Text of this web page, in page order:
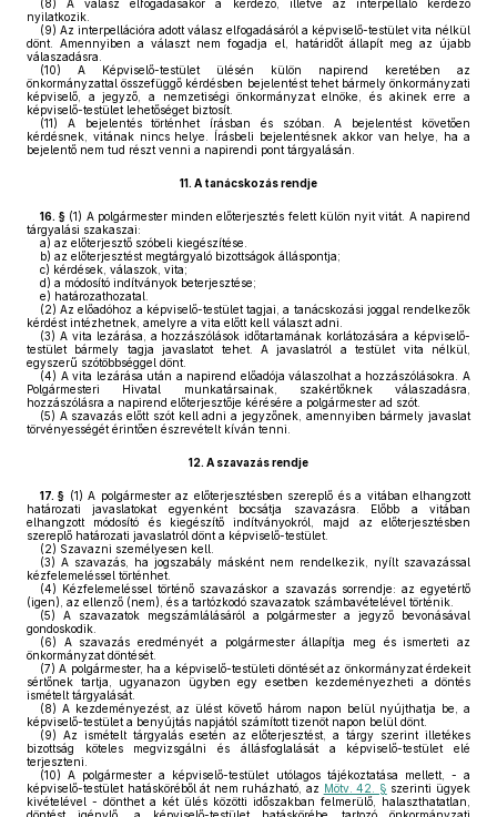
(8) A válasz elfogadásakor a kérdező, illetve az interpelláló kérdező
nyilatkozik.
(9) Az interpellációra adott válasz elfogadásáról a képviselő-testület vita nélkül
dönt. Amennyiben a választ nem fogadja el, határidőt állapít meg az újabb
válaszadásra.
(10) A Képviselő-testület ülésén külön napirend keretében az
önkormányzattal összefüggő kérdésben bejelentést tehet bármely önkormányzati
képviselő, a jegyző, a nemzetiségi önkormányzat elnöke, és akinek erre a
képviselő-testület lehetőséget biztosít.
(11) A bejelentés történhet írásban és szóban. A bejelentést követően
kérdésnek, vitának nincs helye. Írásbeli bejelentésnek akkor van helye, ha a
bejelentő nem tud részt venni a napirendi pont tárgyalásán.
11. A tanácskozás rendje
16. § (1) A polgármester minden előterjesztés felett külön nyit vitát. A napirend
tárgyalási szakaszai:
a) az előterjesztő szóbeli kiegészítése.
b) az előterjesztést megtárgyaló bizottságok álláspontja;
c) kérdések, válaszok, vita;
d) a módosító indítványok beterjesztése;
e) határozathozatal.
(2) Az előadóhoz a képviselő-testület tagjai, a tanácskozási joggal rendelkezők
kérdést intézhetnek, amelyre a vita előtt kell választ adni.
(3) A vita lezárása, a hozzászólások időtartamának korlátozására a képviselő-
testület bármely tagja javaslatot tehet. A javaslatról a testület vita nélkül,
egyszerű szótöbbséggel dönt.
(4) A vita lezárása után a napirend előadója válaszolhat a hozzászólásokra. A
Polgármesteri Hivatal munkatársainak, szakértőknek válaszadásra,
hozzászólásra a napirend előterjesztője kérésére a polgármester ad szót.
(5) A szavazás előtt szót kell adni a jegyzőnek, amennyiben bármely javaslat
törvényességét érintően észrevételt kíván tenni.
12. A szavazás rendje
17. § (1) A polgármester az előterjesztésben szereplő és a vitában elhangzott
határozati javaslatokat egyenként bocsátja szavazásra. Előbb a vitában
elhangzott módosító és kiegészítő indítványokról, majd az előterjesztésben
szereplő határozati javaslatról dönt a képviselő-testület.
(2) Szavazni személyesen kell.
(3) A szavazás, ha jogszabály másként nem rendelkezik, nyílt szavazással
kézfelemeléssel történhet.
(4) Kézfelemeléssel történő szavazáskor a szavazás sorrendje: az egyetértő
(igen), az ellenző (nem), és a tartózkodó szavazatok számbavételével történik.
(5) A szavazatok megszámlálásáról a polgármester a jegyző bevonásával
gondoskodik.
(6) A szavazás eredményét a polgármester állapítja meg és ismerteti az
önkormányzat döntését.
(7) A polgármester, ha a képviselő-testületi döntését az önkormányzat érdekeit
sértőnek tartja, ugyanazon ügyben egy esetben kezdeményezheti a döntés
ismételt tárgyalását.
(8) A kezdeményezést, az ülést követő három napon belül nyújthatja be, a
képviselő-testület a benyújtás napjától számított tizenöt napon belül dönt.
(9) Az ismételt tárgyalás esetén az előterjesztést, a tárgy szerint illetékes
bizottság köteles megvizsgálni és állásfoglalását a képviselő-testület elé
terjeszteni.
(10) A polgármester a képviselő-testület utólagos tájékoztatása mellett, - a
képviselő-testület hatásköréből át nem ruházható, az Mötv. 42. § szerinti ügyek
kivételével - dönthet a két ülés közötti időszakban felmerülő, halaszthatatlan,